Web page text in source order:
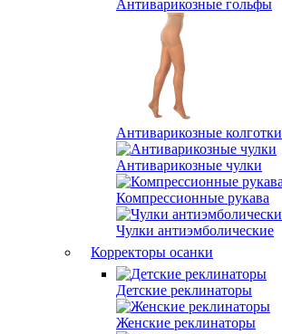
Антиварикозные гольфы
Антиварикозные колготки
Антиварикозные чулки
Компрессионные рукава
Чулки антиэмболические
Корректоры осанки
Детские реклинаторы
Женские реклинаторы